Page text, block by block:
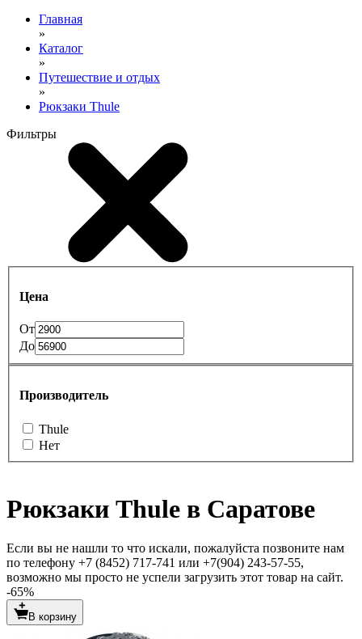
Главная
»
Каталог
»
Путешествие и отдых
»
Рюкзаки Thule
Фильтры
Цена
От
До
Производитель
Thule
Нет
Рюкзаки Thule в Саратове
Если вы не нашли то что искали, пожалуйста позвоните нам
по телефону +7 (8452) 717-741 или +7(904) 243-57-55,
возможно мы просто не успели загрузить этот товар на сайт.
-65%
В корзину